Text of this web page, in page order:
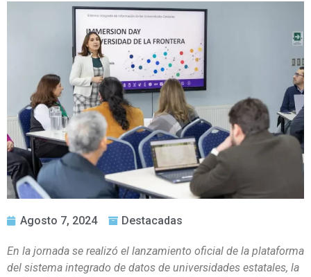
Agosto 7, 2024 Destacadas
En la jornada se realizó el lanzamiento oficial de la plataforma
del sistema integrado de datos de universidades estatales, la